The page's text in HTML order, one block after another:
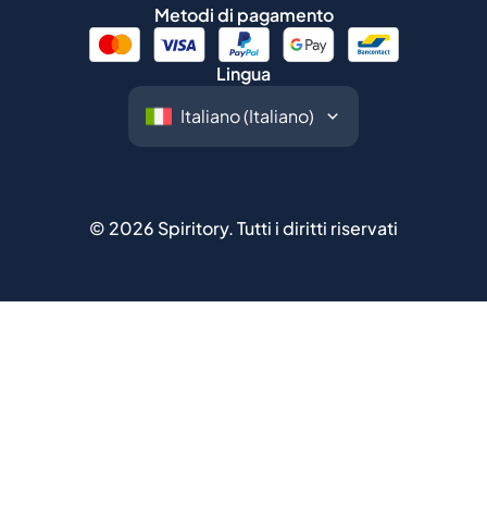
Metodi di pagamento
Lingua
© 2026 Spiritory.Tutti i diritti riservati